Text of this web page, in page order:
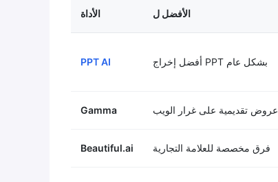
الأداة الأفضل ل
PPT AI أفضل إخراج PPT بشكل عام
Gamma عروض تقديمية على غرار الويب
Beautiful.ai فرق مخصصة للعلامة التجارية